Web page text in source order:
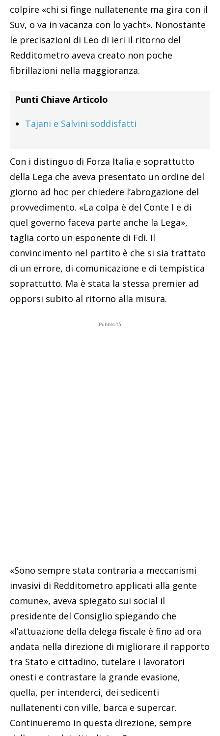
colpire «chi si finge nullatenente ma gira con il
Suv, o va in vacanza con lo yacht». Nonostante
le precisazioni di Leo di ieri il ritorno del
Redditometro aveva creato non poche
fibrillazioni nella maggioranza.
Punti Chiave Articolo
Tajani e Salvini soddisfatti
Con i distinguo di Forza Italia e soprattutto
della Lega che aveva presentato un ordine del
giorno ad hoc per chiedere l’abrogazione del
provvedimento. «La colpa è del Conte I e di
quel governo faceva parte anche la Lega»,
taglia corto un esponente di Fdi. Il
convincimento nel partito è che si sia trattato
di un errore, di comunicazione e di tempistica
soprattutto. Ma è stata la stessa premier ad
opporsi subito al ritorno alla misura.
Pubblicità
«Sono sempre stata contraria a meccanismi
invasivi di Redditometro applicati alla gente
comune», aveva spiegato sui social il
presidente del Consiglio spiegando che
«l’attuazione della delega fiscale è fino ad ora
andata nella direzione di migliorare il rapporto
tra Stato e cittadino, tutelare i lavoratori
onesti e contrastare la grande evasione,
quella, per intenderci, dei sedicenti
nullatenenti con ville, barca e supercar.
Continueremo in questa direzione, sempre